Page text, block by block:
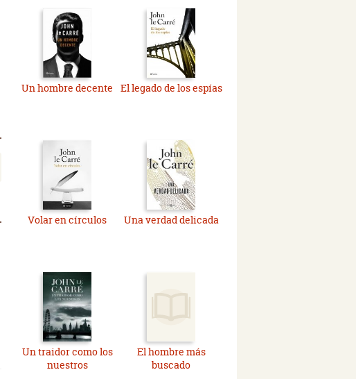
Un hombre decente El legado de los espías
Volar en círculos Una verdad delicada
Un traidor como los
nuestros
El hombre más
buscado